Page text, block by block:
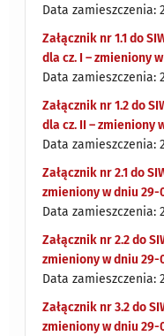
Data zamieszczenia:
Załącznik nr 1.1 do
dla cz. I – zmieniony
Data zamieszczenia:
Załącznik nr 1.2 do
dla cz. II – zmieniony
Data zamieszczenia:
Załącznik nr 2.1 do
zmieniony w dniu 29-
Data zamieszczenia:
Załącznik nr 2.2 do
zmieniony w dniu 29-
Data zamieszczenia:
Załącznik nr 3.2 do
zmieniony w dniu 29-